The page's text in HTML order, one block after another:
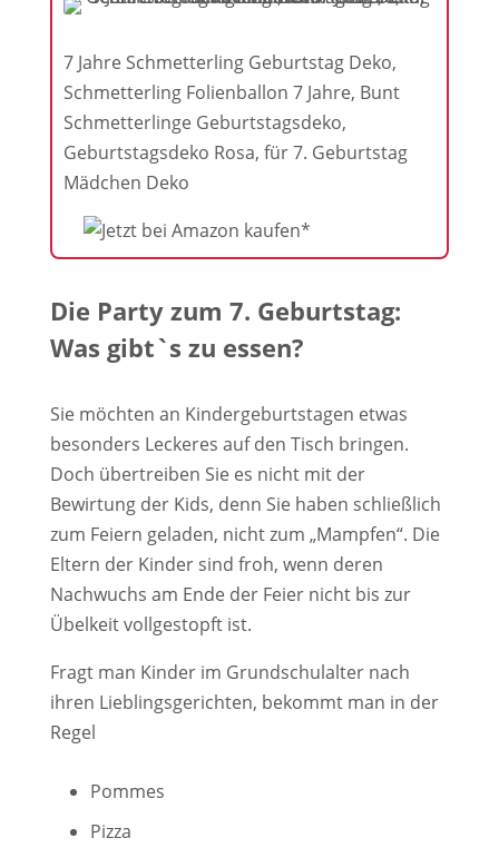
7 Jahre Schmetterling Geburtstag Deko,
Schmetterling Folienballon 7 Jahre, Bunt
Schmetterlinge Geburtstagsdeko,
Geburtstagsdeko Rosa, für 7. Geburtstag
Mädchen Deko
Die Party zum 7. Geburtstag:
Was gibt`s zu essen?
Sie möchten an Kindergeburtstagen etwas
besonders Leckeres auf den Tisch bringen.
Doch übertreiben Sie es nicht mit der
Bewirtung der Kids, denn Sie haben schließlich
zum Feiern geladen, nicht zum „Mampfen“. Die
Eltern der Kinder sind froh, wenn deren
Nachwuchs am Ende der Feier nicht bis zur
Übelkeit vollgestopft ist.
Fragt man Kinder im Grundschulalter nach
ihren Lieblingsgerichten, bekommt man in der
Regel
Pommes
Pizza